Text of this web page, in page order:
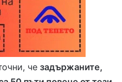
че задържаните,